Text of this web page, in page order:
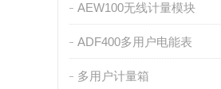
AEW100无线计量模块
ADF400多用户电能表
多用户计量箱